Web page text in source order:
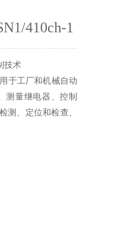
410ch-1
技术
于工厂和机械自动
测量继电器、控制
测、定位和检查、
键型应用。德国